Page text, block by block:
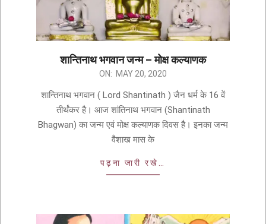
शान्तिनाथ भगवान जन्म – मोक्ष कल्याणक
ON: MAY 20, 2020
शान्तिनाथ भगवान ( Lord Shantinath ) जैन धर्म के 16 वें
तीर्थंकर है। आज शांतिनाथ भगवान (Shantinath
Bhagwan) का जन्म एवं मोक्ष कल्याणक दिवस है। इनका जन्म
वैशाख मास के
पढ़ना जारी रखे…